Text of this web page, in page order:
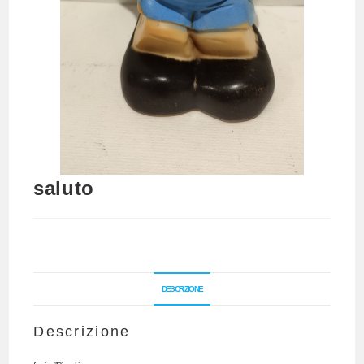
saluto
DESCRIZIONE
Descrizione